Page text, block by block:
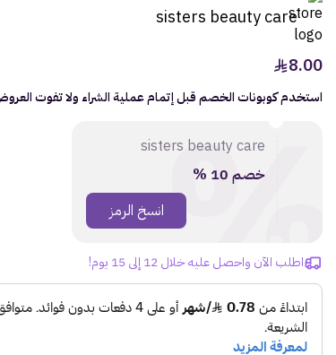
sisters beauty care
8.00
استخدم كوبونات الخصم قبل إتمام عملية الشراء ولا تفوت
%
sisters beauty care
خصم 10 %
انسخ الرمز
اطلب الآن واحصل عليه خلال 12 إلى 15 يوم!